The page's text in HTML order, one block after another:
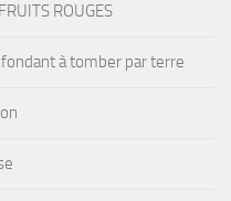
ROUGES
à tomber par terre